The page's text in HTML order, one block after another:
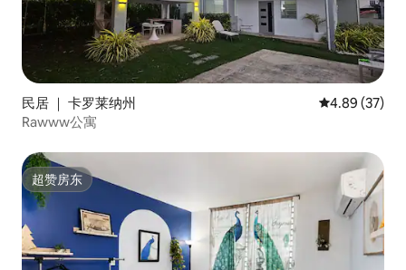
民居 ｜ 卡罗莱纳州 平均评分
4.89 (37)
Rawww公寓
超赞房东
超赞房东